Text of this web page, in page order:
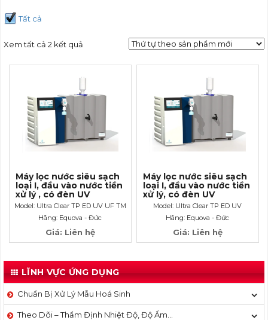
Tất cả
Xem tất cả 2 kết quả
Máy lọc nước siêu sạch
loại I, đầu vào nước tiền
xử lý , có đèn UV
Model: Ultra Clear TP ED UV UF TM
(code: W3T276074)
Hãng: Equova - Đức
Giá: Liên hệ
Máy lọc nước siêu sạch
loại I, đầu vào nước tiền
xử lý, có đèn UV
Model: Ultra Clear TP ED UV
TM EVOQUA (code: W3T276073)
Hãng: Equova - Đức
Giá: Liên hệ
LĨNH VỰC ỨNG DỤNG
Chuẩn Bị Xử Lý Mẫu Hoá Sinh
Theo Dõi – Thẩm Định Nhiệt Độ, Độ Ẩm…